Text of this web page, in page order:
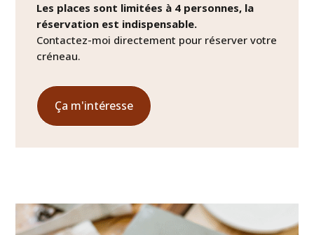
Les places sont limitées à 4 personnes, la
réservation est indispensable.
Contactez-moi directement pour réserver votre
créneau.
Ça m'intéresse